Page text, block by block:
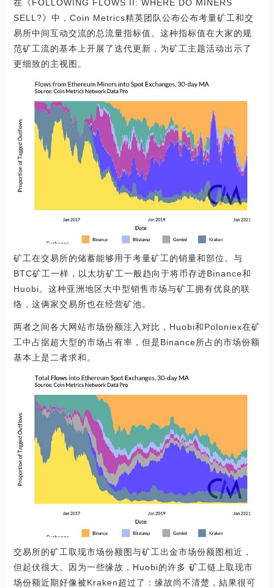
在《FOLLOWING FLOWS II: WHERE DO MINERS
SELL?》中，Coin Metrics精英团队公布公布考量矿工和交
易所中间互动交流的总流量指标值。这种指标值在大家的规
范矿工流的基本上开展了迭代更新，为矿工主题活动出示了
更细致的主视图。
矿工在交易所的储蓄能够用于考量矿工的销量和部位。与
BTC矿工一样，以太坊矿工一般趋向于将币存进Binance和
Huobi。这种亚洲地区大中型销售市场与矿工拥有优良的联
络，这俩家交易所也在经营矿池。
两者之间各大网站市场份额注入对比，Huobi和Poloniex在矿
工中占据超大型的市场占有率，但是Binance所占的市场份额
基本上是二者求和。
交易所的矿工取现市场份额图与矿工出金市场份额图相近，
但起伏很大。因为一些缘故，Huobi的许多 矿工链上取现市
场份额近期好像被Kraken超过了：缘故尚不清楚，結果很可